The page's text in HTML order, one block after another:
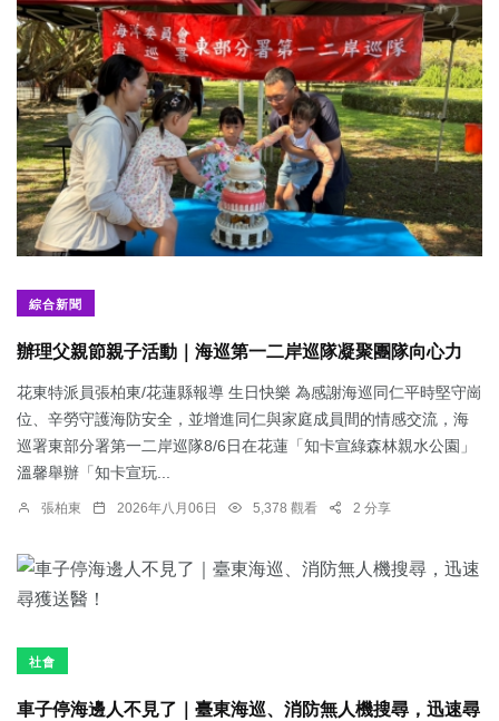
綜合新聞
辦理父親節親子活動｜海巡第一二岸巡隊凝聚團隊向心力
花東特派員張柏東/花蓮縣報導 生日快樂 為感謝海巡同仁平時堅守崗
位、辛勞守護海防安全，並增進同仁與家庭成員間的情感交流，海
巡署東部分署第一二岸巡隊8/6日在花蓮「知卡宣綠森林親水公園」
溫馨舉辦「知卡宣玩...
張柏東 2026年八月06日 5,378 觀看 2 分享
社會
車子停海邊人不見了｜臺東海巡、消防無人機搜尋，迅速尋